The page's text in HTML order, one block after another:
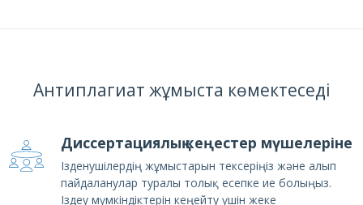
Антиплагиат жұмыста көмектеседі
Диссертациялық кеңестер мүшелеріне
Ізденушілердің жұмыстарын тексеріңіз және алып
пайдаланулар туралы толық есепке ие болыңыз.
Іздеу мүмкіндіктерін кеңейту үшін жеке